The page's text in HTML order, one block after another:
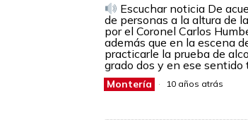
Escuchar noticia De
de personas a la altura de
por el Coronel Carlos
además que en la escena
practicarle la prueba de
grado dos y en ese sentido
Montería 10 años atrás